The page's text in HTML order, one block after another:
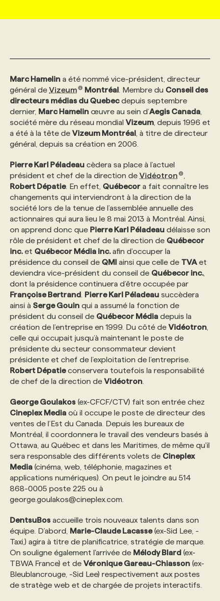
AFFAIRES DE L'INDUSTRIE
INITIATIVES NUMÉRIQUES
PRIX ET DISTINCTIONS
TENDANCES
WEB & MÉDIAS SOCIAUX
MARKETING DURABLE
GEO/SEO
ÉVÉNEMENTIEL
NOS AUTEUR‧RICES
INFOLETTRE PUBLICITÉ
ANNONCEZ AVEC NOUS
CONSULTER LA CVTHÈQUE
PROFIL ENTREPRISE
FAQ
ANNONCEZ AVEC NOUS
VOIR LES OFFRES
PROFIL CANDIDAT
FAQ
ANNONCEZ AVEC NOUS
NOS FORMATIONS EN LIGNE
NOS PARCOURS DE FORMATIONS
FORMATIONS PERSONNALISÉES
NOS FORMATEUR‧RICES
POURQUOI CHOISIR NOS FORMATIONS
NOS TARIFS
PROGRAMMES DE SUBVENTIONS
FAQ
ANNONCEZ AVEC NOUS
CHASSE DE TÊTE
SERVICE DE CHASSE DE TÊTE
NOS TARIFS
NOS EXPERTISES
FAQ
ANNONCEZ AVEC NOUS
Marc Hamelin a été nommé vice-président, directeur
général de Vizeum Montréal. Membre du Conseil des
directeurs médias du Quebecdepuis septembre
dernier, Marc Hamelin œuvre au sein d’Aegis Canada
société mère du réseau mondial Vizeum , depuis 1996 et
a été à la tête de Vizeum Montréal , à titre de directeur
général, depuis sa création en 2006.
Pierre Karl Péladeau cèdera sa place à l’actuel
président et chef de la direction de Vidéotron
Robert Dépatie. En effet, Québecor a fait connaître les
changements qui interviendront à la direction de la
société lors de la tenue de l’assemblée annuelle des
actionnaires qui aura lieu le 8 mai 2013 à Montréal. Ainsi,
on apprend donc que Pierre Karl Péladeau délaisse son
rôle de président et chef de la direction de Québecor
inc.et Québecor Média inc.afin d’occuper la
présidence du conseil de QMI ainsi que celle de TVA et
deviendra vice-président du conseil de Québecor inc.,
dont la présidence continuera d’être occupée par
Françoise Bertrand Pierre Karl Péladeau succèdera
ainsi à Serge Gouin qui a assumé la fonction de
président du conseil de Québecor Média depuis la
création de l’entreprise en 1999. Du côté de Vidéotron
celle qui occupait jusqu’à maintenant le poste de
présidente du secteur consommateur devient
présidente et chef de l’exploitation de l’entreprise.
Robert Dépatieconservera toutefois la responsabilité
de chef de la direction de Vidéotron
George Goulakos (ex-CFCF/CTV) fait son entrée chez
Cineplex Media où il occupe le poste de directeur des
ventes de l’Est du Canada. Depuis les bureaux de
Montréal, il coordonnera le travail des vendeurs basés à
Ottawa, au Québec et dans les Maritimes, de même qu'il
sera responsable des différents volets de Cineplex
Media (cinéma, web, téléphonie, magazines et
applications numériques). On peut le joindre au 514
868-0005 poste 225 ou à
george.goulakos@cineplex.com
DentsuBos accueille trois nouveaux talents dans son
équipe. D’abord, Marie-Claude Lacasse(ex-Sid Lee, -
Taxi,) agira à titre de planificatrice, stratégie de marque.
On souligne également l'arrivée de Mélody Blard (ex-
TBWA France) et de Véronique Gareau-Chiasson (ex-
Bleublancrouge, -Sid Lee) respectivement aux postes
de stratège web et de chargée de projets interactifs.